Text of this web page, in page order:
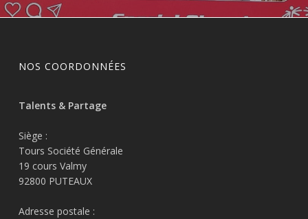
NOS COORDONNÉES
Talents & Partage
Siège :
Tours Société Générale
19 cours Valmy
92800 PUTEAUX
Adresse postale :